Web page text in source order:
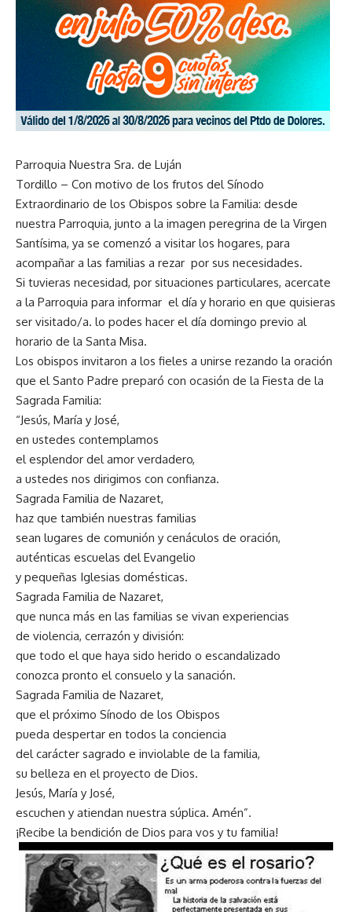
Parroquia Nuestra Sra. de Luján
Tordillo – Con motivo de los frutos del Sínodo
Extraordinario de los Obispos sobre la Familia: desde
nuestra Parroquia, junto a la imagen peregrina de la Virgen
Santísima, ya se comenzó a visitar los hogares, para
acompañar a las familias a rezar por sus necesidades.
Si tuvieras necesidad, por situaciones particulares, acercate
a la Parroquia para informar el día y horario en que quisieras
ser visitado/a. lo podes hacer el día domingo previo al
horario de la Santa Misa.
Los obispos invitaron a los fieles a unirse rezando la oración
que el Santo Padre preparó con ocasión de la Fiesta de la
Sagrada Familia:
“Jesús, María y José,
en ustedes contemplamos
el esplendor del amor verdadero,
a ustedes nos dirigimos con confianza.
Sagrada Familia de Nazaret,
haz que también nuestras familias
sean lugares de comunión y cenáculos de oración,
auténticas escuelas del Evangelio
y pequeñas Iglesias domésticas.
Sagrada Familia de Nazaret,
que nunca más en las familias se vivan experiencias
de violencia, cerrazón y división:
que todo el que haya sido herido o escandalizado
conozca pronto el consuelo y la sanación.
Sagrada Familia de Nazaret,
que el próximo Sínodo de los Obispos
pueda despertar en todos la conciencia
del carácter sagrado e inviolable de la familia,
su belleza en el proyecto de Dios.
Jesús, María y José,
escuchen y atiendan nuestra súplica. Amén”.
¡Recibe la bendición de Dios para vos y tu familia!